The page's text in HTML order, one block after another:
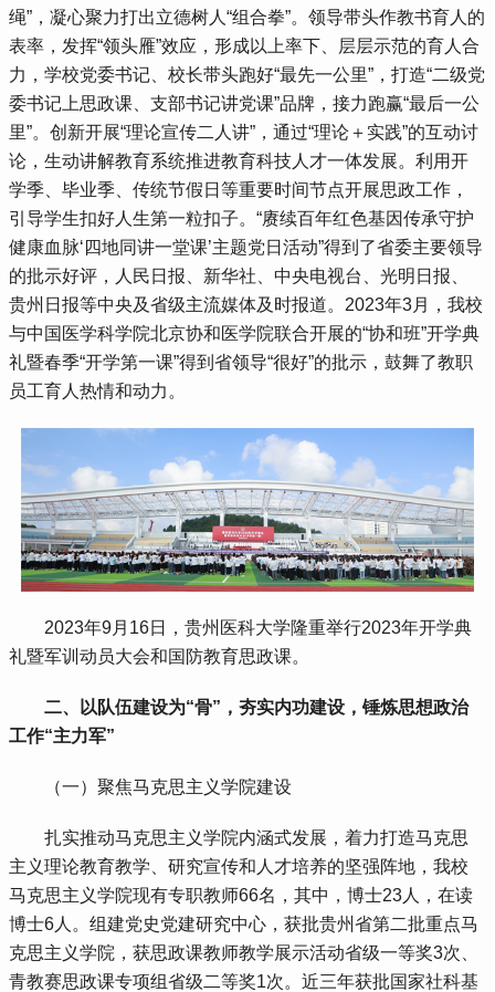
绳”，凝心聚力打出立德树人“组合拳”。领导带头作教书育人的
表率，发挥“领头雁”效应，形成以上率下、层层示范的育人合
力，学校党委书记、校长带头跑好“最先一公里”，打造“二级党
委书记上思政课、支部书记讲党课”品牌，接力跑赢“最后一公
里”。创新开展“理论宣传二人讲”，通过“理论＋实践”的互动讨
论，生动讲解教育系统推进教育科技人才一体发展。利用开
学季、毕业季、传统节假日等重要时间节点开展思政工作，
引导学生扣好人生第一粒扣子。“赓续百年红色基因传承守护
健康血脉‘四地同讲一堂课’主题党日活动”得到了省委主要领导
的批示好评，人民日报、新华社、中央电视台、光明日报、
贵州日报等中央及省级主流媒体及时报道。2023年3月，我校
与中国医学科学院北京协和医学院联合开展的“协和班”开学典
礼暨春季“开学第一课”得到省领导“很好”的批示，鼓舞了教职
员工育人热情和动力。
2023年9月16日，贵州医科大学隆重举行2023年开学典
礼暨军训动员大会和国防教育思政课。
二、以队伍建设为“骨”，夯实内功建设，锤炼思想政治
工作“主力军”
（一）聚焦马克思主义学院建设
扎实推动马克思主义学院内涵式发展，着力打造马克思
主义理论教育教学、研究宣传和人才培养的坚强阵地，我校
马克思主义学院现有专职教师66名，其中，博士23人，在读
博士6人。组建党史党建研究中心，获批贵州省第二批重点马
克思主义学院，获思政课教师教学展示活动省级一等奖3次、
青教赛思政课专项组省级二等奖1次。近三年获批国家社科基